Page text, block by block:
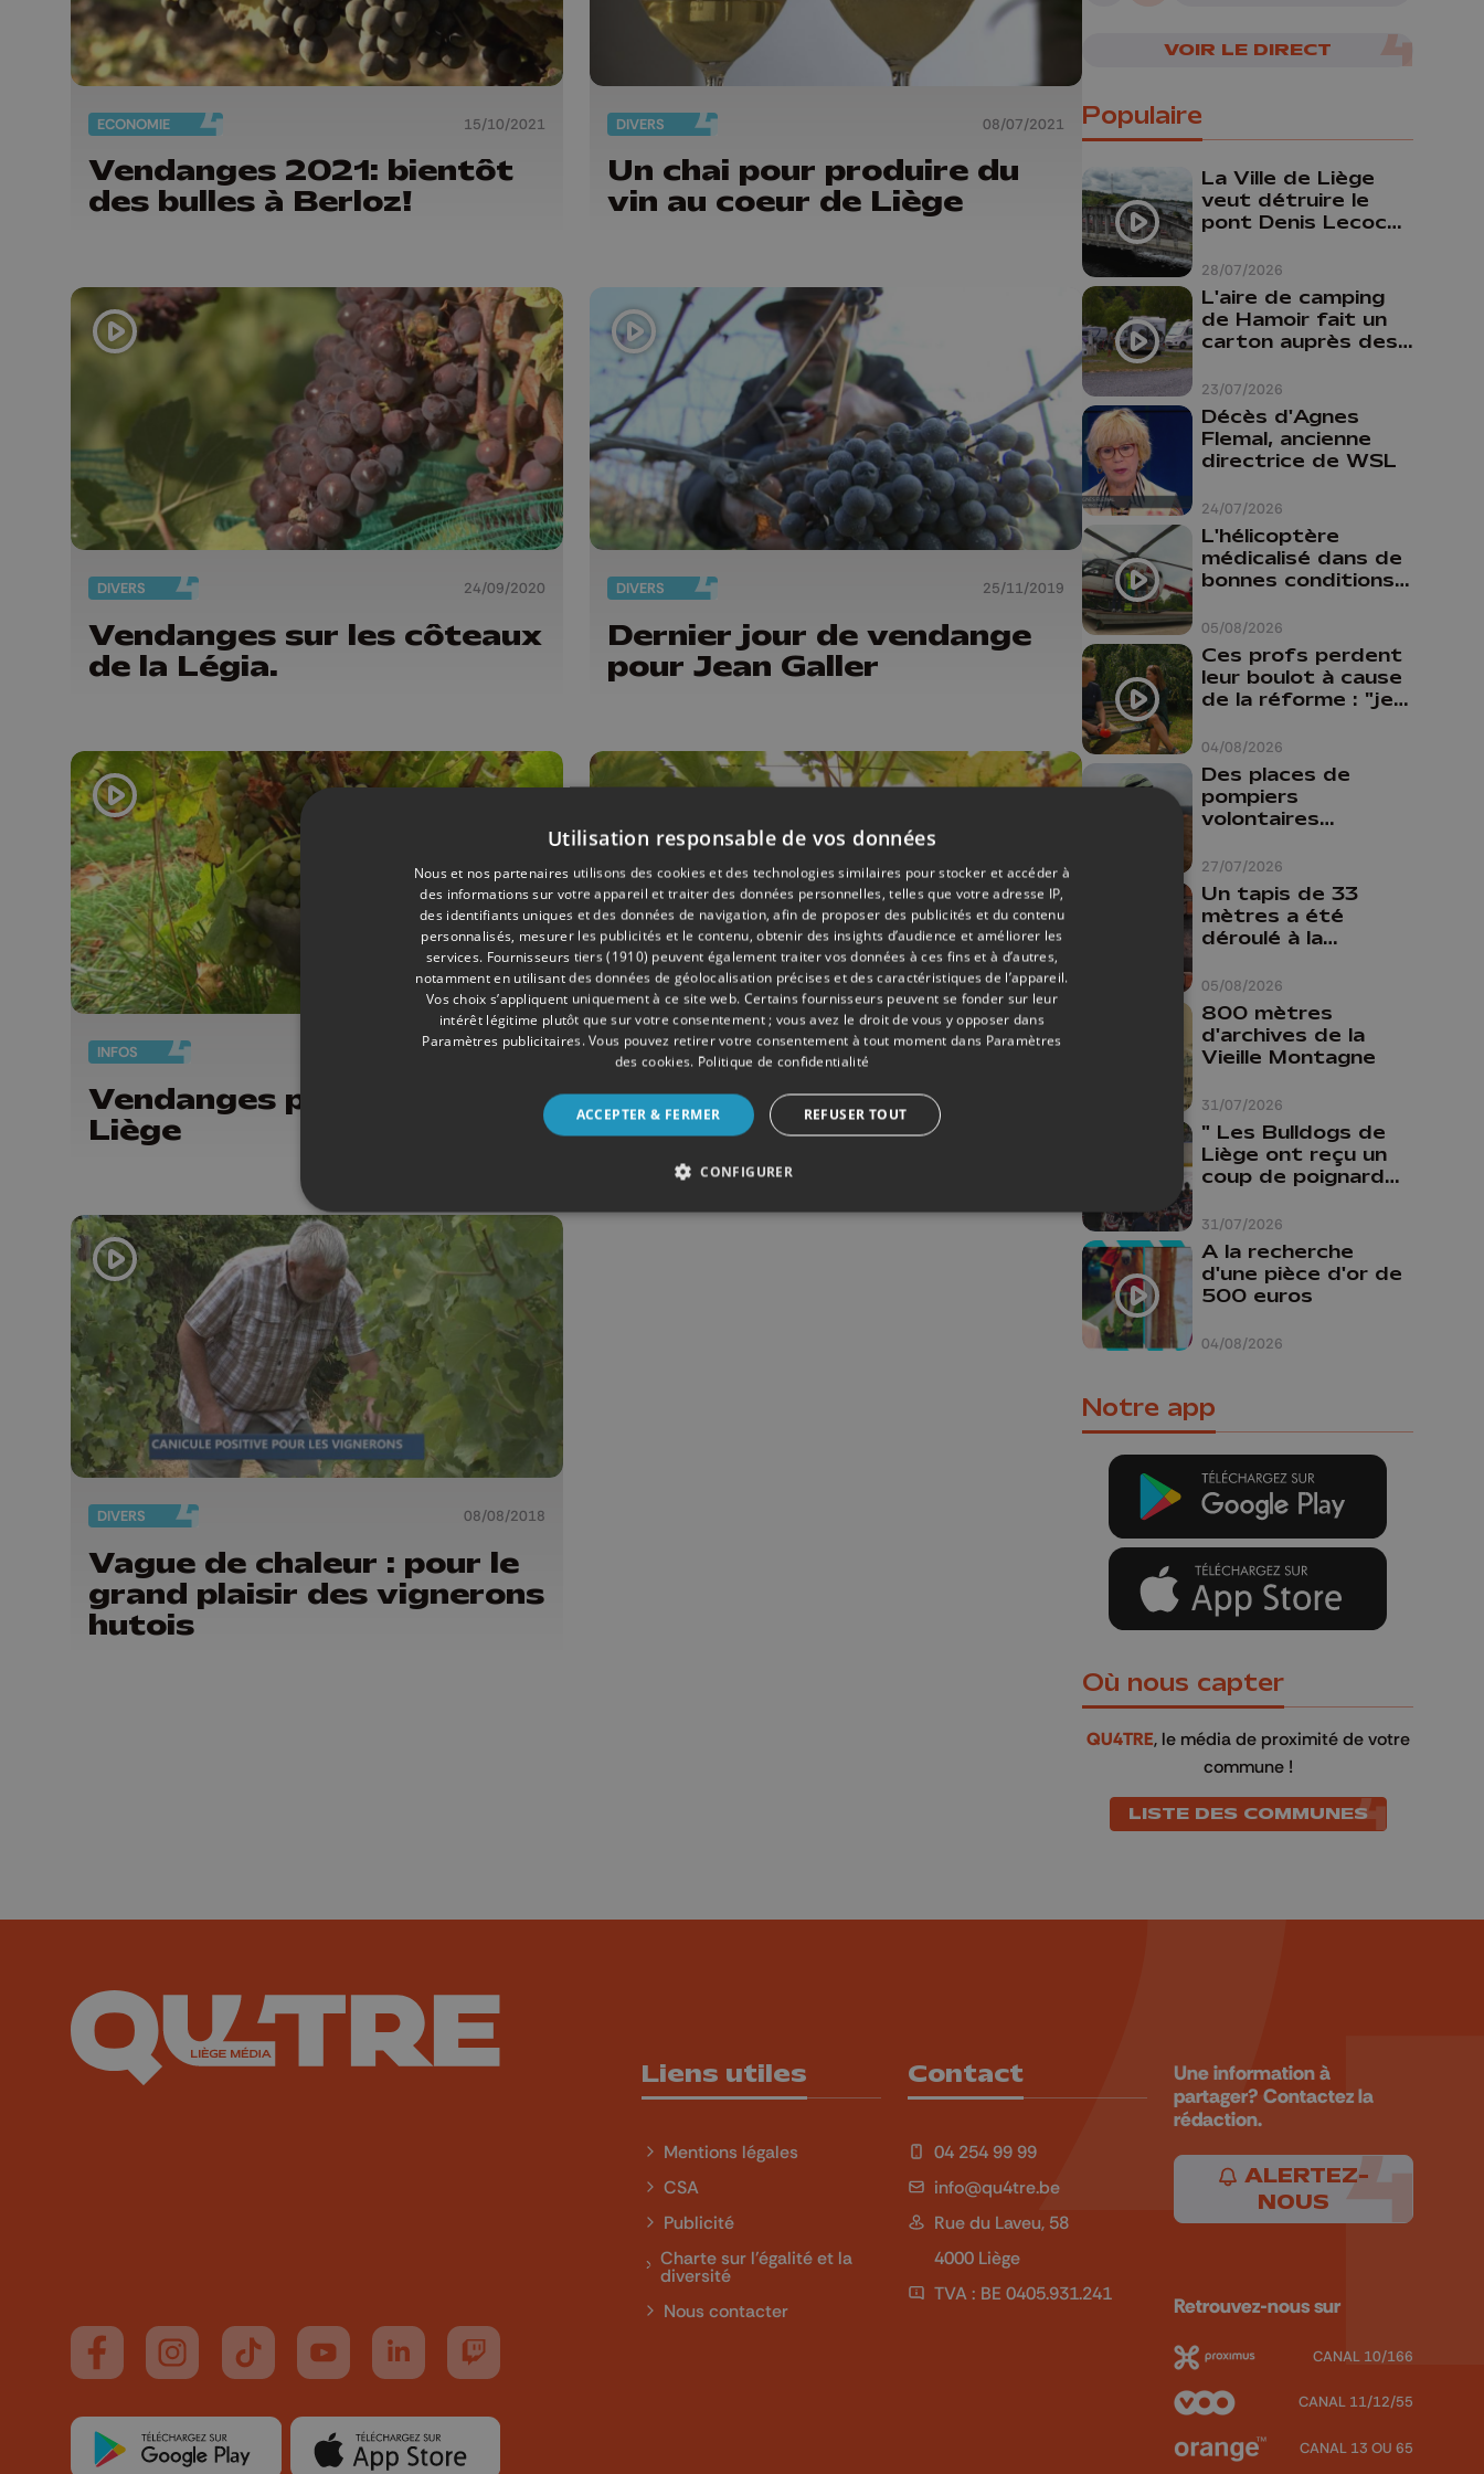
ECONOMIE 15/10/2021
Vendanges 2021: bientôt
des bulles à Berloz!
DIVERS 08/07/2021
Un chai pour produire du
vin au coeur de Liège
DIVERS 24/09/2020
Vendanges sur les côteaux
de la Légia.
DIVERS 25/11/2019
Dernier jour de vendange
pour Jean Galler
INFOS 26/09/2019
Vendanges pour Vin de
Liège
DIVERS 24/08/2018
Vendanges : sans doute un
grand millésime
DIVERS 08/08/2018
Vague de chaleur : pour le
grand plaisir des vignerons
hutois
VOIR LE DIRECT
Populaire
28/07/2026
La Ville de Liège
veut détruire le
pont Denis Lecocq
budget pour le
faire
23/07/2026
L'aire de camping
de Hamoir fait un
carton auprès des
24/07/2026
Décès d'Agnes
Flemal, ancienne
directrice de WSL
05/08/2026
L'hélicoptère
médicalisé dans de
bonnes conditions à
04/08/2026
Ces profs perdent
leur boulot à cause
de la réforme : "je
comme prof que
comme
pharmacienne"
27/07/2026
Des places de
pompiers
volontaires
province de Liège :
"Un citoyen qui
n'est formé ne
peut pas nous
aider"
05/08/2026
Un tapis de 33
mètres a été
déroulé à la
Liège
31/07/2026
800 mètres
d'archives de la
Vieille Montagne
31/07/2026
" Les Bulldogs de
Liège ont reçu un
coup de poignard
04/08/2026
A la recherche
d'une pièce d'or de
500 euros
Notre app
Où nous capter
QU4TRE, le média de proximité de votre
commune !
LISTE DES COMMUNES
Suivez-nous sur FaceBook
Suivez-nous sur Instagram
Suivez-nous sur TikTok
Suivez-nous sur YouTube
Suivez-nous sur LinkedIn
Suivez-nous sur Twitch
Liens utiles
Mentions légales
CSA
Publicité
Charte sur l'égalité et la
diversité
Nous contacter
Contact
04 254 99 99
info@qu4tre.be
Rue du Laveu, 58
4000 Liège
TVA : BE 0405.931.241
Une information à
partager? Contactez la
rédaction.
ALERTEZ-
NOUS
Retrouvez-nous sur
CANAL 10/166
CANAL 11/12/55
CANAL 13 OU 65
Utilisation responsable de vos données
Nous et nos partenaires utilisons des cookies et des technologies similaires pour stocker et accéder à
des informations sur votre appareil et traiter des données personnelles, telles que votre adresse IP,
des identifiants uniques et des données de navigation, afin de proposer des publicités et du contenu
personnalisés, mesurer les publicités et le contenu, obtenir des insights d’audience et améliorer les
services. Fournisseurs tiers (1910) peuvent également traiter vos données à ces fins et à d’autres,
notamment en utilisant des données de géolocalisation précises et des caractéristiques de l’appareil.
Vos choix s’appliquent uniquement à ce site web. Certains fournisseurs peuvent se fonder sur leur
intérêt légitime plutôt que sur votre consentement ; vous avez le droit de vous y opposer dans
Paramètres publicitaires. Vous pouvez retirer votre consentement à tout moment dans Paramètres
des cookies. Politique de confidentialité
ACCEPTER & FERMER REFUSER TOUT
CONFIGURER